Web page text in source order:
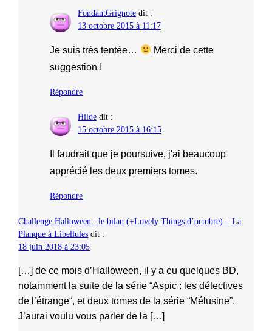
FondantGrignote dit :
13 octobre 2015 à 11:17
Je suis très tentée…
Merci de cette
suggestion !
Répondre
Hilde dit :
15 octobre 2015 à 16:15
Il faudrait que je poursuive, j'ai beaucoup
apprécié les deux premiers tomes.
Répondre
Challenge Halloween : le bilan (+Lovely Things d’octobre) – La
Planque à Libellules dit :
18 juin 2018 à 23:05
[…] de ce mois d’Halloween, il y a eu quelques BD,
notamment la suite de la série “Aspic : les détectives
de l’étrange“, et deux tomes de la série “Mélusine”.
J’aurai voulu vous parler de la […]